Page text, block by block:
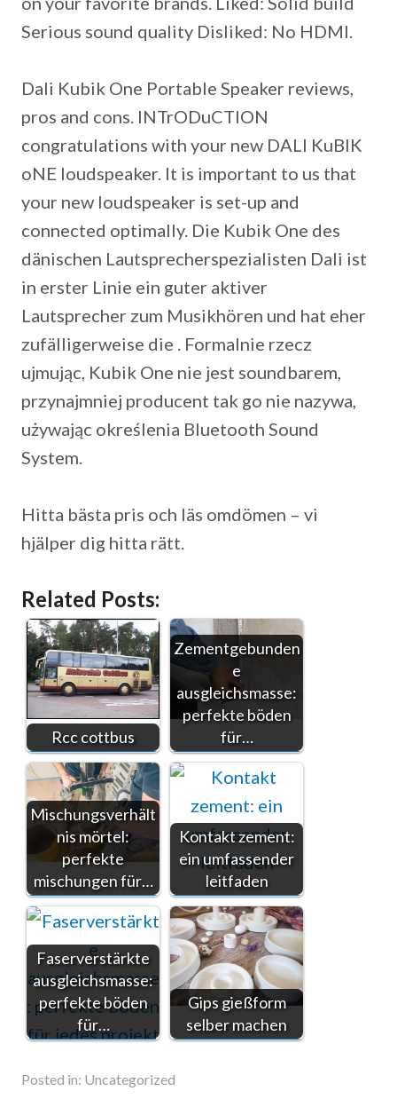
Serious sound quality Disliked: No HDMI.
Dali Kubik One Portable Speaker reviews,
pros and cons. INTrODuCTION
congratulations with your new DALI KuBIK
oNE loudspeaker. It is important to us that
your new loudspeaker is set-up and
connected optimally. Die Kubik One des
dänischen Lautsprecherspezialisten Dali ist
in erster Linie ein guter aktiver
Lautsprecher zum Musikhören und hat eher
zufälligerweise die . Formalnie rzecz
ujmując, Kubik One nie jest soundbarem,
przynajmniej producent tak go nie nazywa,
używając określenia Bluetooth Sound
System.
Hitta bästa pris och läs omdömen – vi
hjälper dig hitta rätt.
Related Posts:
Rcc cottbus
Zementgebunden
e
ausgleichsmasse:
perfekte böden
für…
Mischungsverhält
nis mörtel:
perfekte
mischungen für…
Kontakt zement:
ein umfassender
leitfaden
Faserverstärkte
ausgleichsmasse:
perfekte böden
für…
Gips gießform
selber machen
Posted in: Uncategorized